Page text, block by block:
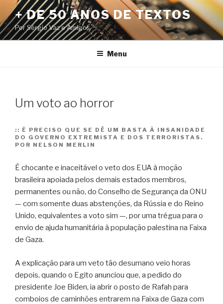
Pular
para
o
conteúdo
+ DE 50 ANOS DE TEXTOS
Por Sérgio Vaz e Amigos
Menu
Um voto ao horror
:: É PRECISO QUE SE DÊ UM BASTA À INSANIDADE
DO GOVERNO EXTREMISTA E DOS TERRORISTAS.
POR NELSON MERLIN
É chocante e inaceitável o veto dos EUA à moção
brasileira apoiada pelos demais estados membros,
permanentes ou não, do Conselho de Segurança da ONU
— com somente duas abstenções, da Rússia e do Reino
Unido, equivalentes a voto sim —, por uma trégua para o
envio de ajuda humanitária à população palestina na Faixa
de Gaza.
A explicação para um veto tão desumano veio horas
depois, quando o Egito anunciou que, a pedido do
presidente Joe Biden, ia abrir o posto de Rafah para
comboios de caminhões entrarem na Faixa de Gaza com